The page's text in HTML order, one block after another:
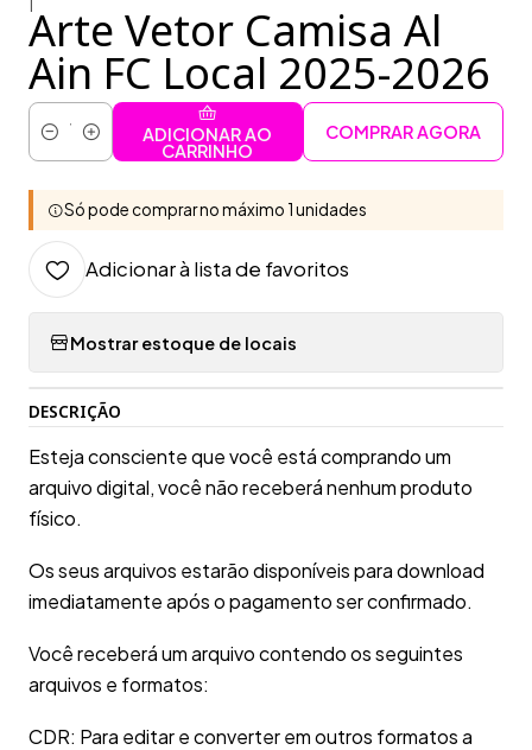
Arte Vetor Camisa Al
Ain FC Local 2025-2026
Quantidade
ADICIONAR AO
CARRINHO
COMPRAR AGORA
Só pode comprar no máximo 1 unidades
Adicionar à lista de favoritos
Mostrar estoque de locais
DESCRIÇÃO
Esteja consciente que você está comprando um
arquivo digital, você não receberá nenhum produto
físico.
Os seus arquivos estarão disponíveis para download
imediatamente após o pagamento ser confirmado.
Você receberá um arquivo contendo os seguintes
arquivos e formatos:
CDR: Para editar e converter em outros formatos a